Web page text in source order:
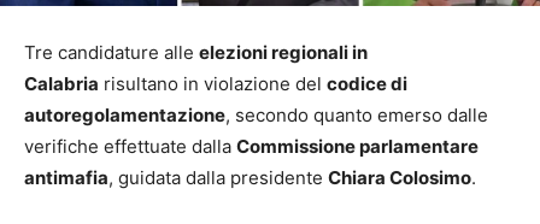
Tre candidature alle elezioni regionali in
Calabria risultano in violazione del codice di
autoregolamentazione, secondo quanto emerso dalle
verifiche effettuate dalla Commissione parlamentare
antimafia, guidata dalla presidente Chiara Colosimo.